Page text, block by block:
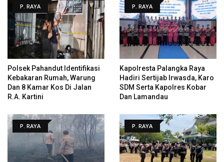
P. RAYA
Polsek Pahandut Identifikasi
Kebakaran Rumah, Warung
Dan 8 Kamar Kos Di Jalan
R.A. Kartini
P. RAYA
Kapolresta Palangka Raya
Hadiri Sertijab Irwasda, Karo
SDM Serta Kapolres Kobar
Dan Lamandau
P. RAYA P. RAYA